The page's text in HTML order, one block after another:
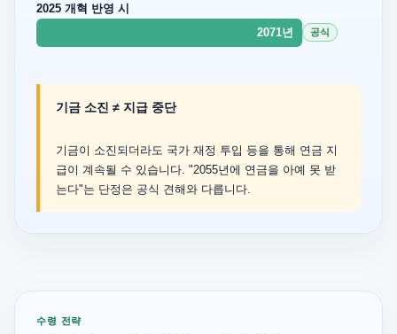
2025 개혁 반영 시
2071년
공식
기금 소진 ≠ 지급 중단
기금이 소진되더라도 국가 재정 투입 등을 통해 연금 지
급이 계속될 수 있습니다. "2055년에 연금을 아예 못 받
는다"는 단정은 공식 견해와 다릅니다.
수령 전략